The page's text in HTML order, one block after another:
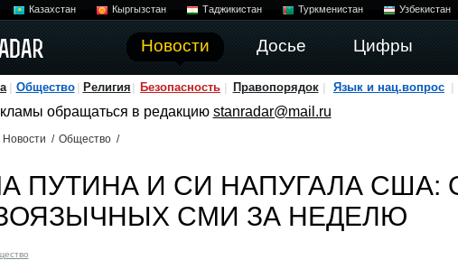
Казахстан Кыргызстан Таджикистан Туркменистан Узбекистан
Новости Досье Цифры
Общество Религия Безопасность Правопорядок Язык и нац.вопрос
обращаться в редакцию stanradar@mail.ru
Новости / Общество /
ПУТИНА И СИ НАПУГАЛА США:
СМИ ЗА НЕДЕЛЮ